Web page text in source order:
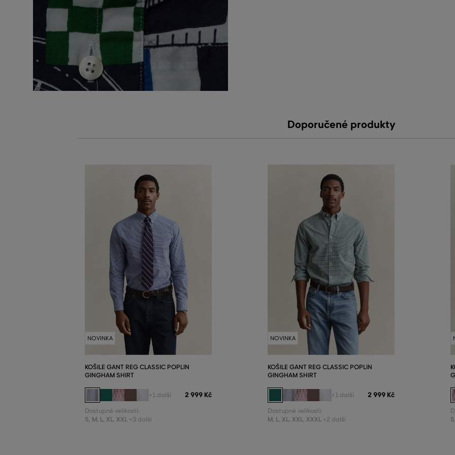
Doporučené produkty
NOVINKA
KOŠILE GANT REG CLASSIC POPLIN
GINGHAM SHIRT
+1 další 2 999 Kč
Dostupné velikosti:
S M L XL XXL +3 další
NOVINKA
KOŠILE GANT REG CLASSIC POPLIN
GINGHAM SHIRT
+1 další 2 999 Kč
Dostupné velikosti:
M L XL XXL XXXL +2 další S